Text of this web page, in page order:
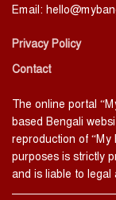
Email:
Privacy Policy
Contact
The online portal
based Bengali
reproduction of “My
purposes is strictly
and is liable to legal